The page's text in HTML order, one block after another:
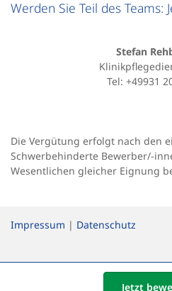
Werden Sie Teil des Teams:
Stefan
Tel: +49931
Die Vergütung erfolgt nach den
Schwerbehinderte Bewerber/-
Wesentlichen gleicher Eignung
Jetzt
Impressum | Datenschutz